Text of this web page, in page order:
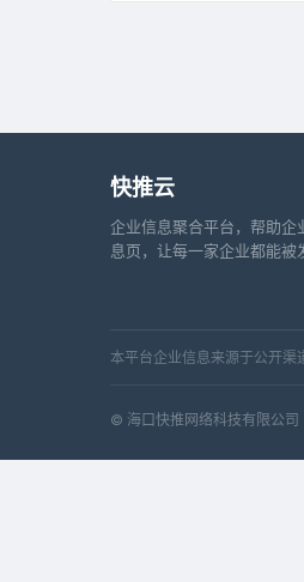
快推云
企业信息聚合平台，帮助企
息页，让每一家企业都能被
本平台企业信息来源于公开渠
© 海口快推网络科技有限公司